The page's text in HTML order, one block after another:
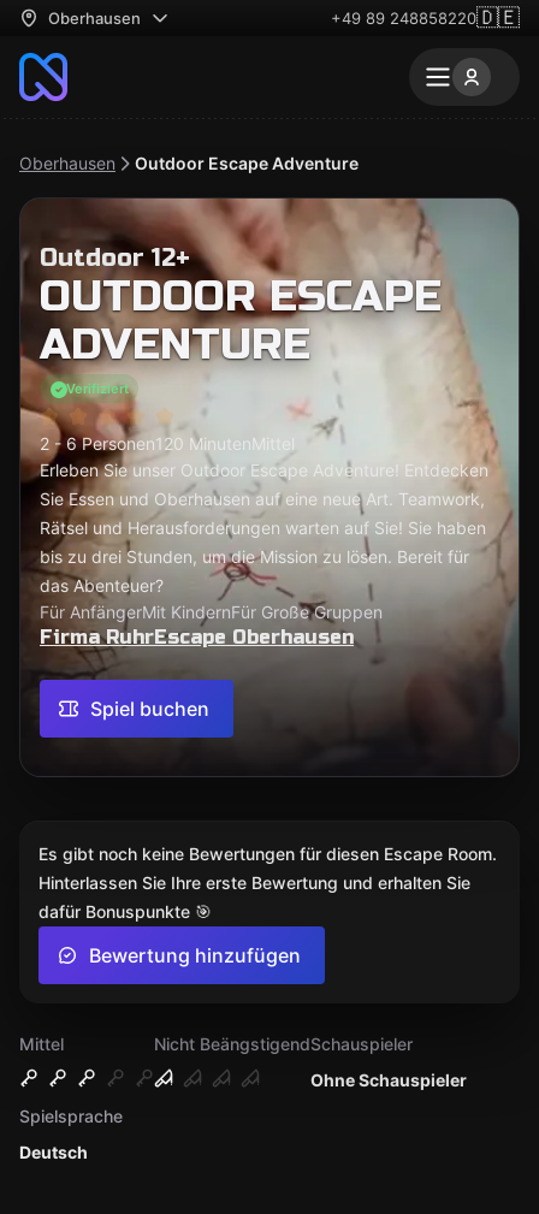
Oberhausen +49 89 248858220🇩🇪
Oberhausen Outdoor Escape Adventure
Outdoor 12+
OUTDOOR ESCAPE
ADVENTURE
Verifiziert
2 - 6 Personen120 MinutenMittel
Erleben Sie unser Outdoor Escape Adventure! Entdecken
Sie Essen und Oberhausen auf eine neue Art. Teamwork,
Rätsel und Herausforderungen warten auf Sie! Sie haben
bis zu drei Stunden, um die Mission zu lösen. Bereit für
das Abenteuer?
Für AnfängerMit KindernFür Große Gruppen
Firma RuhrEscape Oberhausen
Spiel buchen
Mittel
Nicht Beängstigend
Ohne Schauspieler
Schauspieler
Deutsch
Spielsprache
Es gibt noch keine Bewertungen für diesen Escape Room.
Hinterlassen Sie Ihre erste Bewertung und erhalten Sie
dafür Bonuspunkte 🎯
Bewertung hinzufügen